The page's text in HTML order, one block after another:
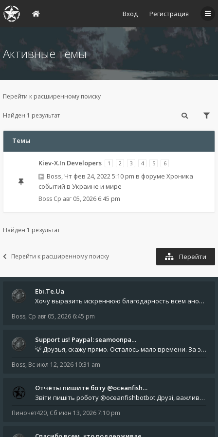
Вход Регистрация
Активные темы
Перейти к расширенному поиску
Найден 1 результат
Темы
Kiev-X.In Developers 1 2 3 4 5 6
Boss, Чт фев 24, 2022 5:10 pm в форуме Хроника
событий в Украине и мире
Boss Ср авг 05, 2026 6:45 pm
Найден 1 результат
Перейти к расширенному поиску Перейти
Ebi.Te.Ua
Хочу выразить искреннюю благодарность всем анонимным пользователям, которые поддержали наше сообщество финансово. Благод
Boss, Ср авг 05, 2026 6:45 pm
Support us! Paypal: seamoonpa…
💡 Друзья, скажу прямо. Осталось мало времени. За это время нам нужно закрыть последние обязательные расходы: около 500
Boss, Вс июл 12, 2026 10:31 am
Отчёты пишите боту @oceanfish…
Звіти пишіть роботу @oceanfishbotbot Друзі, важливе повідомлення для учасників форума. Основне звернення опублікован
Пиночет420, Сб июн 13, 2026 7:10 pm